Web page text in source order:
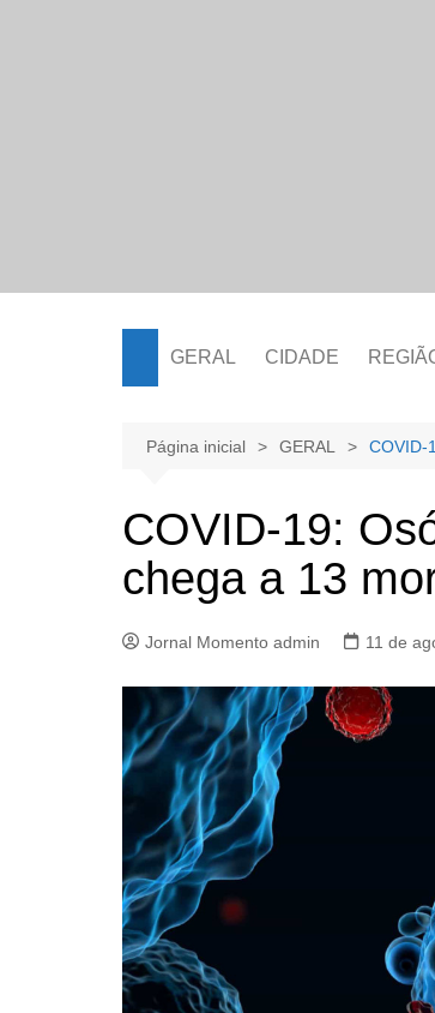
GERAL CIDADE
Página inicial GERAL COVID-
COVID-19:
chega a 13
Jornal Momento admin 11 de